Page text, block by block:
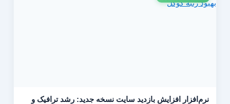
نرم‌افزار افزایش بازدید سایت نسخه جدید: رشد ترافیک و